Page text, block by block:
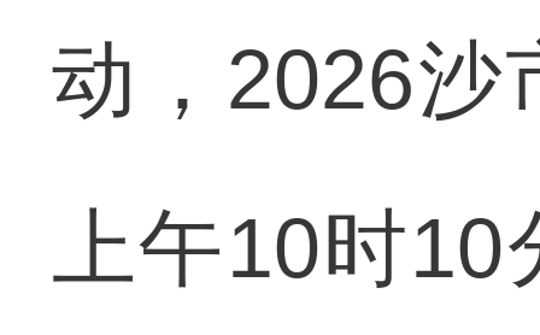
动，2026沙
上午10时10